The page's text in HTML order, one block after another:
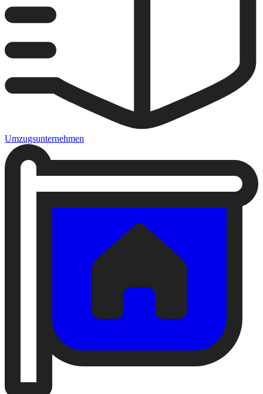
Umzugsunternehmen